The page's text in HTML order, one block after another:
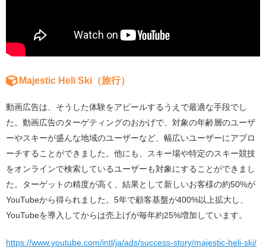
Majestic Heli Ski（旅行）
動画広告は、そうした体験をアピールするうえで最適な手段でし
た。動画広告のターゲティングのおかげで、対象の年齢層のユーザ
ーやスキーが盛んな地域のユーザーなど、幅広いユーザーにアプロ
ーチすることができました。他にも、スキー場や特定のスキー競技
をオンラインで検索しているユーザーも対象にすることができまし
た。ターゲットの精度が高く、結果として新しいお客様の約50%が
YouTubeから得られました。5年で顧客基盤が400%以上拡大し、
YouTubeを導入してからは売上げが毎年約25%増加しています。
https://www.youtube.com/intl/ja/ads/success-story/majestic-heli-ski/